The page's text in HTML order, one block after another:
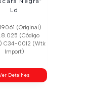
Ld
(Original)
(Código
C34-0012 (Wtk
Import)
Detalhes